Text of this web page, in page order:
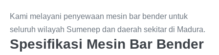
Kami melayani penyewaan mesin bar bender untuk
seluruh wilayah Sumenep dan daerah sekitar di Madura.
Spesifikasi Mesin Bar Bender